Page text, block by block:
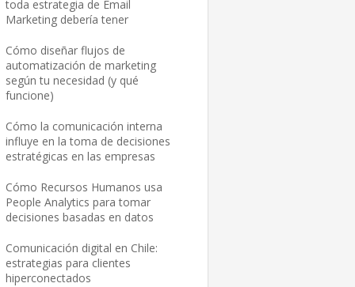
toda estrategia de Email
Marketing debería tener
Cómo diseñar flujos de
automatización de marketing
según tu necesidad (y qué
funcione)
Cómo la comunicación interna
influye en la toma de decisiones
estratégicas en las empresas
Cómo Recursos Humanos usa
People Analytics para tomar
decisiones basadas en datos
Comunicación digital en Chile:
estrategias para clientes
hiperconectados